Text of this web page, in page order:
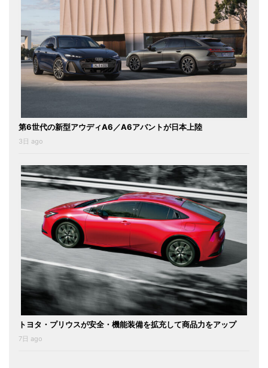
第6世代の新型アウディA6／A6アバントが日本上陸
3日 ago
トヨタ・プリウスが安全・機能装備を拡充して商品力をアップ
7日 ago